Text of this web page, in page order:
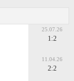
25.07.26
1:2
11.04.26
2:2